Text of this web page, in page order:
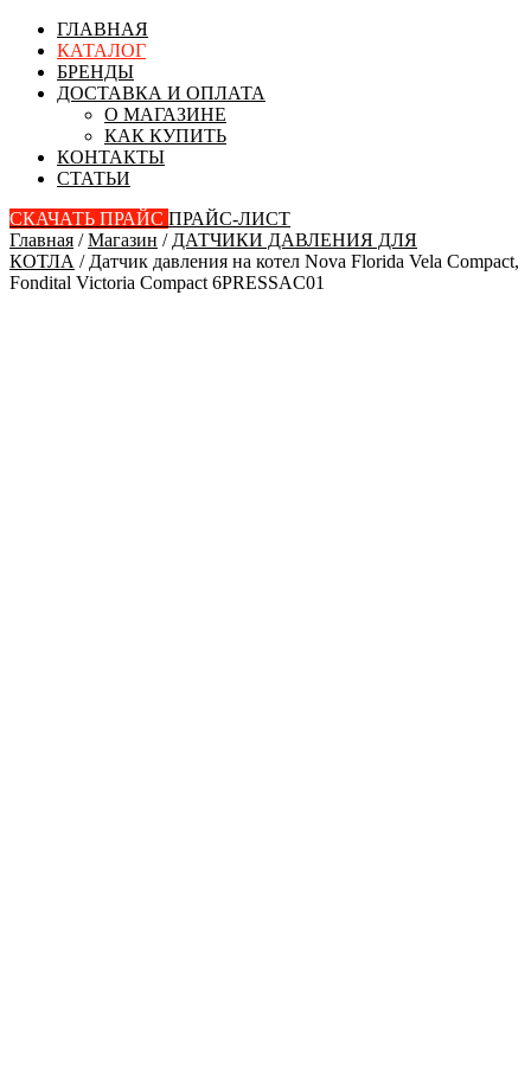
ГЛАВНАЯ
КАТАЛОГ
БРЕНДЫ
ДОСТАВКА И ОПЛАТА
О МАГАЗИНЕ
КАК КУПИТЬ
КОНТАКТЫ
СТАТЬИ
СКАЧАТЬ ПРАЙС ПРАЙС-ЛИСТ
Главная /Магазин / ДАТЧИКИ ДАВЛЕНИЯ ДЛЯ
КОТЛА / Датчик давления на котел Nova Florida Vela Compact,
Fondital Victoria Compact 6PRESSAC01